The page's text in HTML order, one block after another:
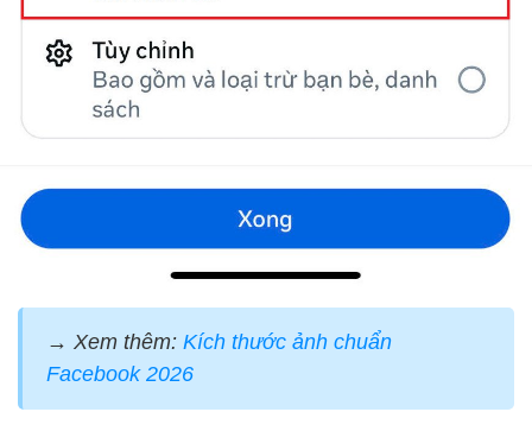
→ Xem thêm: Kích thước ảnh chuẩn
Facebook 2026